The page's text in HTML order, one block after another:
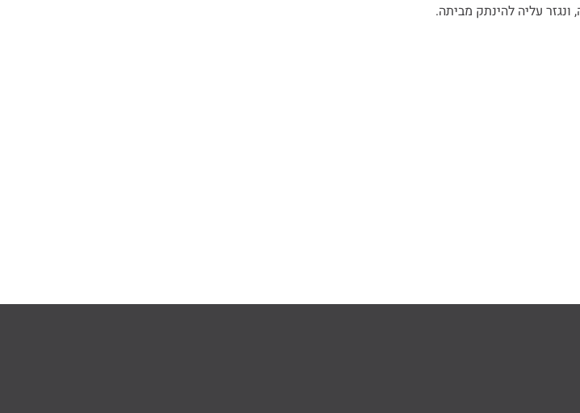
עליה להינתק מביתה.